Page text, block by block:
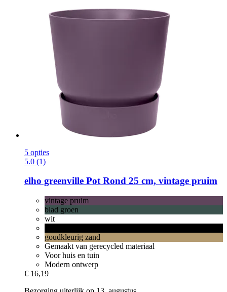
5 opties
5.0 (1)
elho greenville Pot Rond 25 cm, vintage pruim
vintage pruim
blad groen
wit
goudkleurig zand
Gemaakt van gerecycled materiaal
Voor huis en tuin
Modern ontwerp
€ 16,19